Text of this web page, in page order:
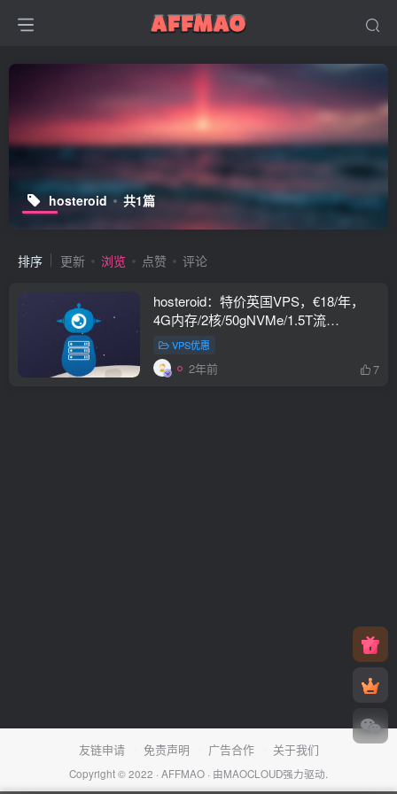
hosteroid 共1篇
排序 更新 浏览 点赞 评论
hosteroid：特价英国VPS，€18/年，
4G内存/2核/50gNVMe/1.5T流
量/1Gbps带宽
VPS优惠
2年前 7
友链申请 免责声明 广告合作 关于我们
Copyright © 2022 · AFFMAO · 由MAOCLOUD强力驱动.